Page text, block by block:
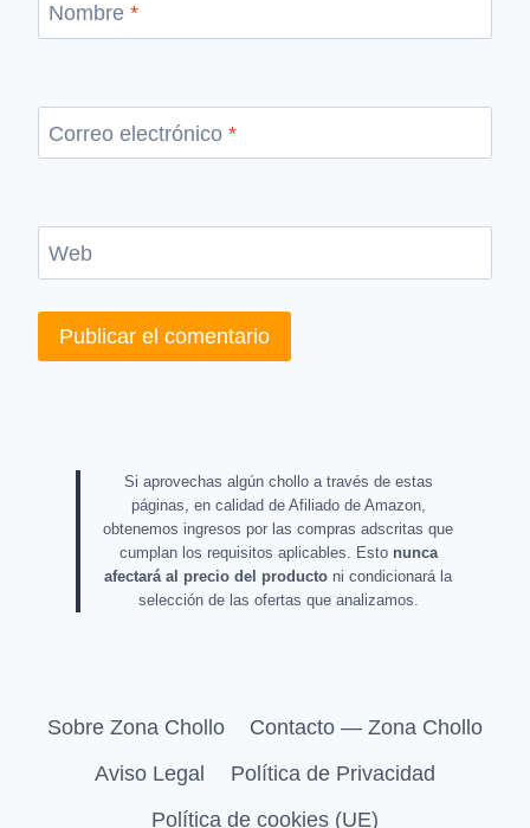
Nombre *
Correo electrónico *
Web
Si aprovechas algún chollo a través de estas
páginas, en calidad de Afiliado de Amazon,
obtenemos ingresos por las compras adscritas que
cumplan los requisitos aplicables. Esto nunca
afectará al precio del producto ni condicionará la
selección de las ofertas que analizamos.
Sobre Zona Chollo
Contacto — Zona Chollo
Aviso Legal
Política de Privacidad
Política de cookies (UE)